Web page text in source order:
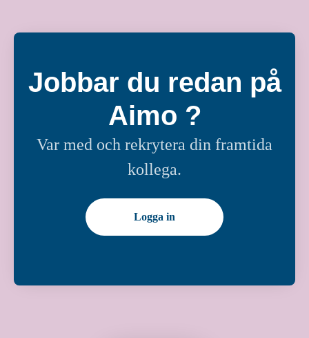
Jobbar du redan på
Aimo ?
Var med och rekrytera din framtida
kollega.
Logga in